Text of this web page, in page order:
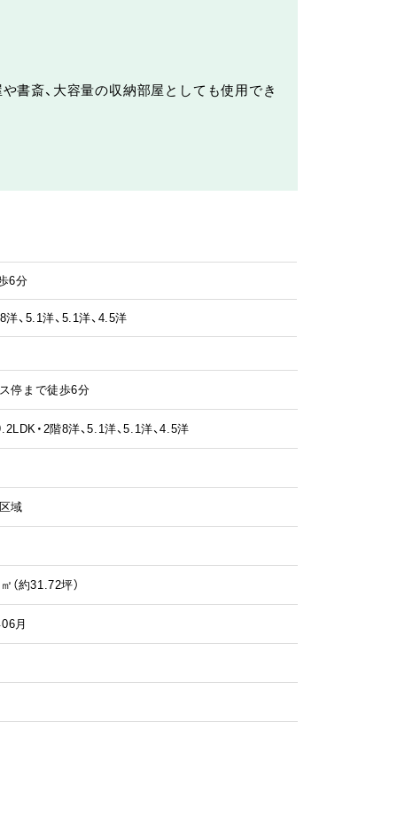
書斎、大容量の収納部屋としても使用でき
6分
洋、5.1洋、5.1洋、4.5洋
停まで徒歩6分
・2階8洋、5.1洋、5.1洋、4.5洋
域
（約31.72坪）
月